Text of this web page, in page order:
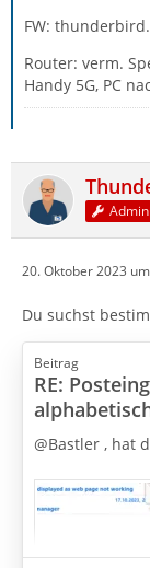
FW:
Router: verm.
Handy 5G, PC
20. Oktober 2023
Du suchst
Beitrag
RE:
@Bastler , hat